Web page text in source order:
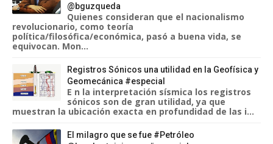
@bguzqueda
Quienes consideran que el nacionalismo
revolucionario, como teoría
política/filosófica/económica, pasó a buena vida, se
equivocan. Mon...
Registros Sónicos una utilidad en la Geofísica y
Geomecánica #especial
E n la interpretación sísmica los registros
sónicos son de gran utilidad, ya que
muestran la ubicación exacta en profundidad de las i...
El milagro que se fue #Petróleo